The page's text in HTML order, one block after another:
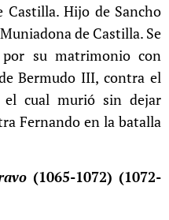
Castilla. Hijo de Sancho
de Castilla. Se
su matrimonio con
Bermudo III, contra el
el cual murió sin dejar
Fernando en la batalla
(1065-1072) (1072-